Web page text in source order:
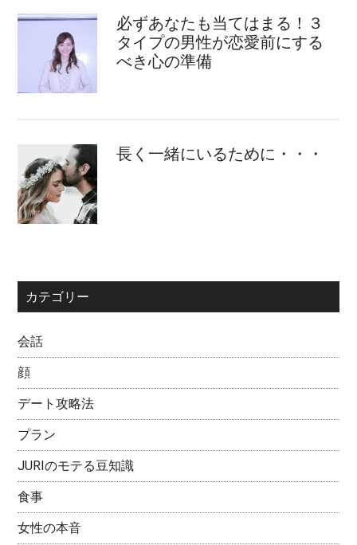
必ずあなたも当てはまる！３
タイプの男性が恋愛前にする
べき心の準備
長く一緒にいるために・・・
カテゴリー
会話
顔
デート攻略法
プラン
JURIのモテる豆知識
食事
女性の本音